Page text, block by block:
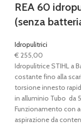
REA 60
(senza
Idropulitrici
€ 255,00
Idropulitrice STIHL a
costante fino alla
torsione innesto
in alluminio Tubo da
Funzionamento con
aspirazione da